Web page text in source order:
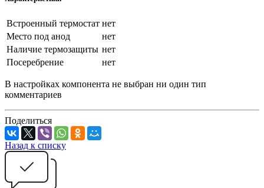
Встроенный термостат нет
Место под анод
нет
Наличие термозащиты нет
Посеребрение
нет
В настройках компонента не выбран ни один тип
комментариев
Поделиться
Назад к списку